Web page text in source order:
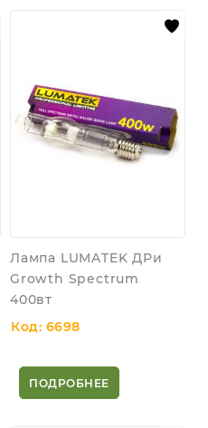
Лампа LUMATEK ДРи
Growth Spectrum
400вт
Код: 6698
ПОДРОБНЕЕ